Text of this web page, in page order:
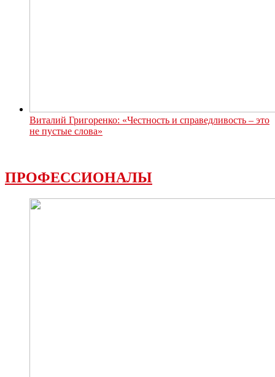
Виталий Григоренко: «Честность и справедливость – это
не пустые слова»
ПРОФЕССИОНАЛЫ